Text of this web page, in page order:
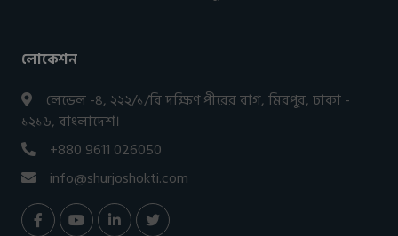
লোকেশন
লেভেল -৪, ২২২/১/বি দক্ষিণ পীরের বাগ, মিরপুর, ঢাকা -
১২১৬, বাংলাদেশ।
+880 9611 026050
info@shurjoshokti.com